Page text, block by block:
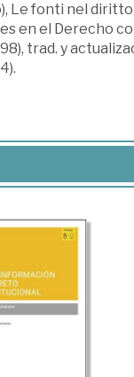
Le fonti nel
en el Derecho
trad. y